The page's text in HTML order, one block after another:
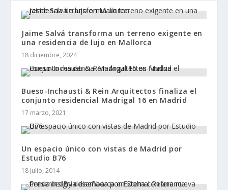
Jaime Salvá transforma un terreno exigente en
una residencia de lujo en Mallorca
18 diciembre, 2024
Bueso-Inchausti & Rein Arquitectos finaliza el
conjunto residencial Madrigal 16 en Madrid
17 marzo, 2021
Un espacio único con vistas de Madrid por
Estudio B76
18 julio, 2014